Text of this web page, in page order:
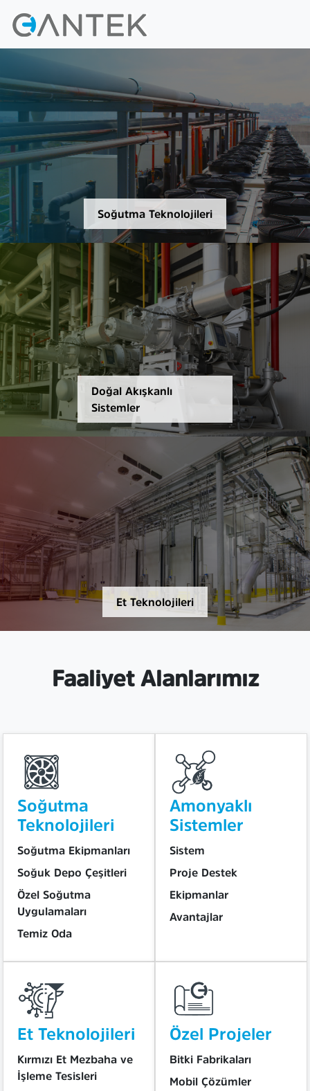
Soğutma Teknolojileri
Doğal Akışkanlı
Sistemler
Et Teknolojileri
Faaliyet Alanlarımız
Soğutma
Teknolojileri
Soğutma Ekipmanları
Soğuk Depo Çeşitleri
Özel Soğutma
Uygulamaları
Temiz Oda
Amonyaklı
Sistemler
Sistem
Proje Destek
Ekipmanlar
Avantajlar
Et Teknolojileri
Kırmızı Et Mezbaha ve
İşleme Tesisleri
Özel Projeler
Bitki Fabrikaları
Mobil Çözümler